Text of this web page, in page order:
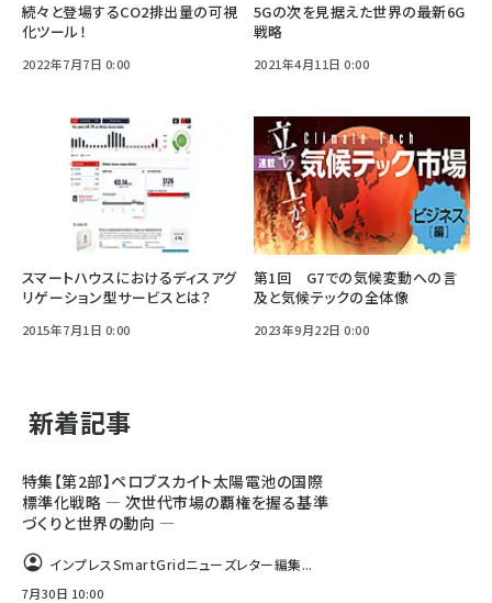
続々と登場するCO2排出量の可視
化ツール！
2022年7月7日 0:00
5Gの次を見据えた世界の最新6G
戦略
2021年4月11日 0:00
スマートハウスにおけるディスアグ
リゲーション型サービスとは？
2015年7月1日 0:00
第1回 G7での気候変動への言
及と気候テックの全体像
2023年9月22日 0:00
新着記事
特集【第2部】ペロブスカイト太陽電池の国際
標準化戦略 ― 次世代市場の覇権を握る基準
づくりと世界の動向 ―
インプレスSmartGridニューズレター編集...
7月30日 10:00